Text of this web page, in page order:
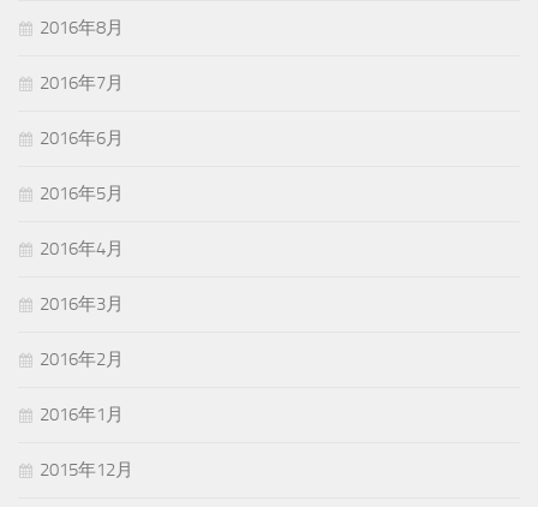
2016年8月
2016年7月
2016年6月
2016年5月
2016年4月
2016年3月
2016年2月
2016年1月
2015年12月